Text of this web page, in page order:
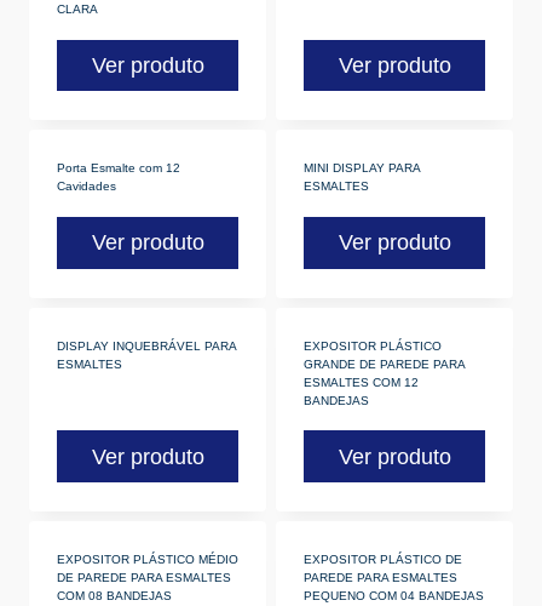
CLARA
Ver produto Ver produto
Porta Esmalte com 12
Cavidades
Ver produto
MINI DISPLAY PARA
ESMALTES
Ver produto
DISPLAY INQUEBRÁVEL PARA
ESMALTES
Ver produto
EXPOSITOR PLÁSTICO
GRANDE DE PAREDE PARA
ESMALTES COM 12
BANDEJAS
Ver produto
EXPOSITOR PLÁSTICO MÉDIO
DE PAREDE PARA ESMALTES
COM 08 BANDEJAS
EXPOSITOR PLÁSTICO DE
PAREDE PARA ESMALTES
PEQUENO COM 04 BANDEJAS